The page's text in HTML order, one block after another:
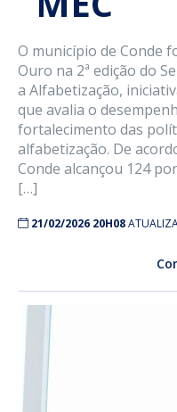
O município de Conde
Ouro na 2ª edição do
a Alfabetização,
que avalia o
fortalecimento das
alfabetização. De
Conde alcançou 124
[…]
21/02/2026 20H08